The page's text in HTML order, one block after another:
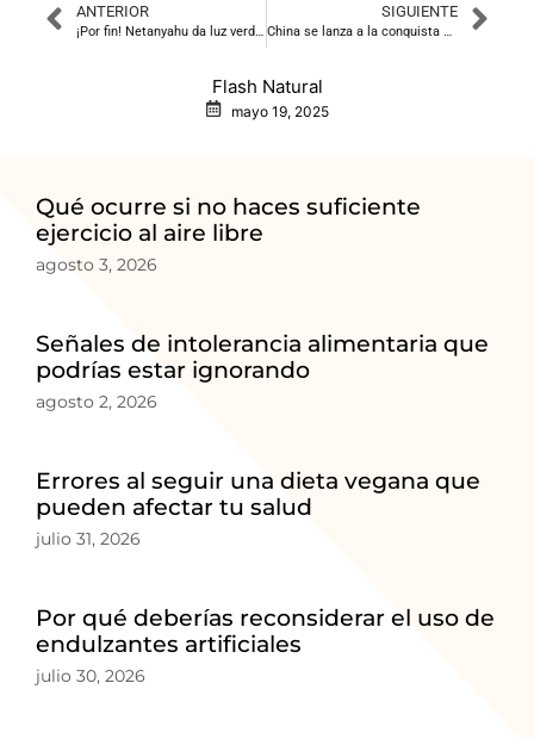
ANTERIOR
¡Por fin! Netanyahu da luz verde a la ayuda humanitaria en Gaza
SIGUIENTE
China se lanza a la conquista del espacio… ¡con bacterias!
Flash Natural
mayo 19, 2025
Qué ocurre si no haces suficiente
ejercicio al aire libre
agosto 3, 2026
Señales de intolerancia alimentaria que
podrías estar ignorando
agosto 2, 2026
Errores al seguir una dieta vegana que
pueden afectar tu salud
julio 31, 2026
Por qué deberías reconsiderar el uso de
endulzantes artificiales
julio 30, 2026